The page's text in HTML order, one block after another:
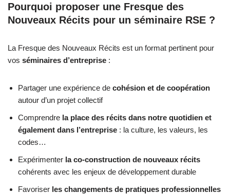
Pourquoi proposer une Fresque des
Nouveaux Récits pour un séminaire RSE ?
La Fresque des Nouveaux Récits est un format pertinent pour
vos séminaires d’entreprise :
Partager une expérience de cohésion et de coopération
autour d’un projet collectif
Comprendre la place des récits dans notre quotidien et
également dans l’entreprise : la culture, les valeurs, les
codes…
Expérimenter la co-construction de nouveaux récits
cohérents avec les enjeux de développement durable
Favoriser les changements de pratiques professionnelles